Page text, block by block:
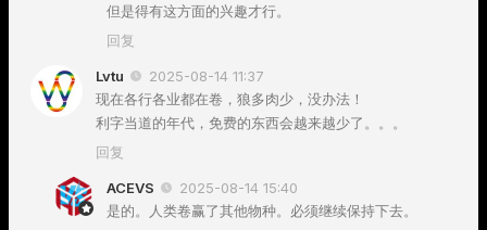
但是得有这方面的兴趣才行。
回复
Lvtu
2025-08-14 11:37
现在各行各业都在卷，狼多肉少，没办法！
利字当道的年代，免费的东西会越来越少了。。。
回复
ACEVS
2025-08-14 15:40
是的。人类卷赢了其他物种。必须继续保持下去。